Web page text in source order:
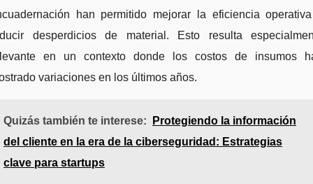
han permitido mejorar la eficiencia
desperdicios de material. Esto resulta
en un contexto donde los costos de insumos
variaciones en los últimos años.
Quizás también te interese:
Protegiendo la información
del cliente en la era de la ciberseguridad: Estrategias
clave para startups